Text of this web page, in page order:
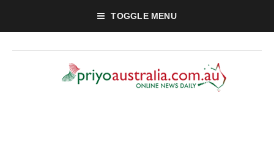
TOGGLE MENU